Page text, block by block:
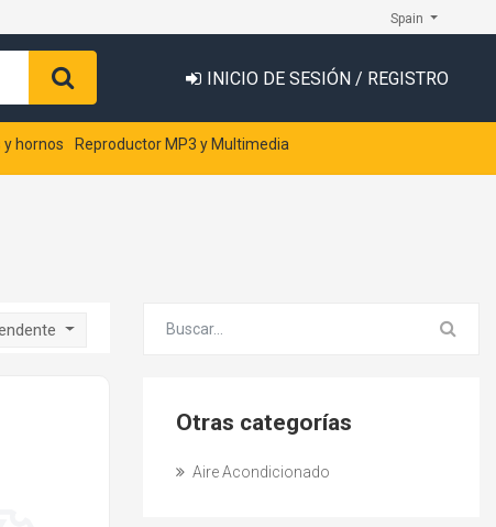
Spain
INICIO DE SESIÓN / REGISTRO
y hornos Reproductor MP3 y Multimedia
Otras categorías
Aire Acondicionado